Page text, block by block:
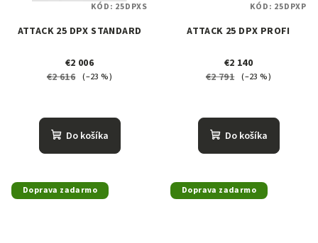
ATTACK 25 DPX STANDARD
€2 006
€2 616 (–23 %)
Do košíka
KÓD: 25DPXS
ATTACK 25 DPX PROFI
€2 140
€2 791 (–23 %)
Do košíka
KÓD: 25DPXP
Doprava zadarmo Doprava zadarmo